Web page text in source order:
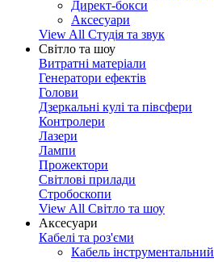
Директ-бокси
Аксесуари
View All Студія та звук
Світло та шоу
Витратні матеріали
Генератори ефектів
Голови
Дзеркальні кулі та півсфери
Контролери
Лазери
Лампи
Прожектори
Світлові прилади
Стробоскопи
View All Світло та шоу
Аксесуари
Кабелі та роз'єми
Кабель інструментальний